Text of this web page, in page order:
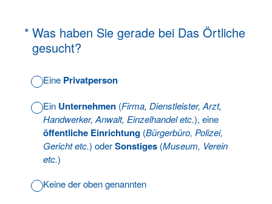
* Was haben Sie gerade bei Das Örtliche
gesucht?
(Erforderlich.)
Eine Privatperson
Ein Unternehmen (Firma, Dienstleister, Arzt,
Handwerker, Anwalt, Einzelhandel etc.), eine
öffentliche Einrichtung (Bürgerbüro, Polizei,
Gericht etc.) oderSonstiges (Museum, Verein
etc.)
Keine der oben genannten